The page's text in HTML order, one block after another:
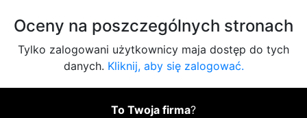
Oceny na poszczególnych stronach
Tylko zalogowani użytkownicy maja dostęp do tych
danych. Kliknij, aby się zalogować.
To Twoja firma?